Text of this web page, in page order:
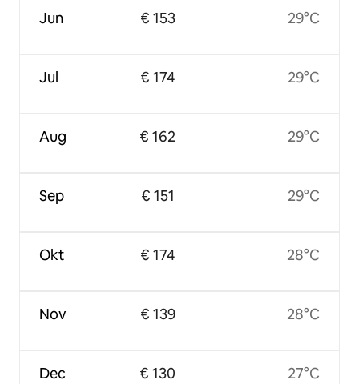
Jun
Jul
Aug
Sep
Okt
Nov
Dec
€ 153
€ 174
€ 162
€ 151
€ 174
€ 139
€ 130
29°C
29°C
29°C
29°C
28°C
28°C
27°C